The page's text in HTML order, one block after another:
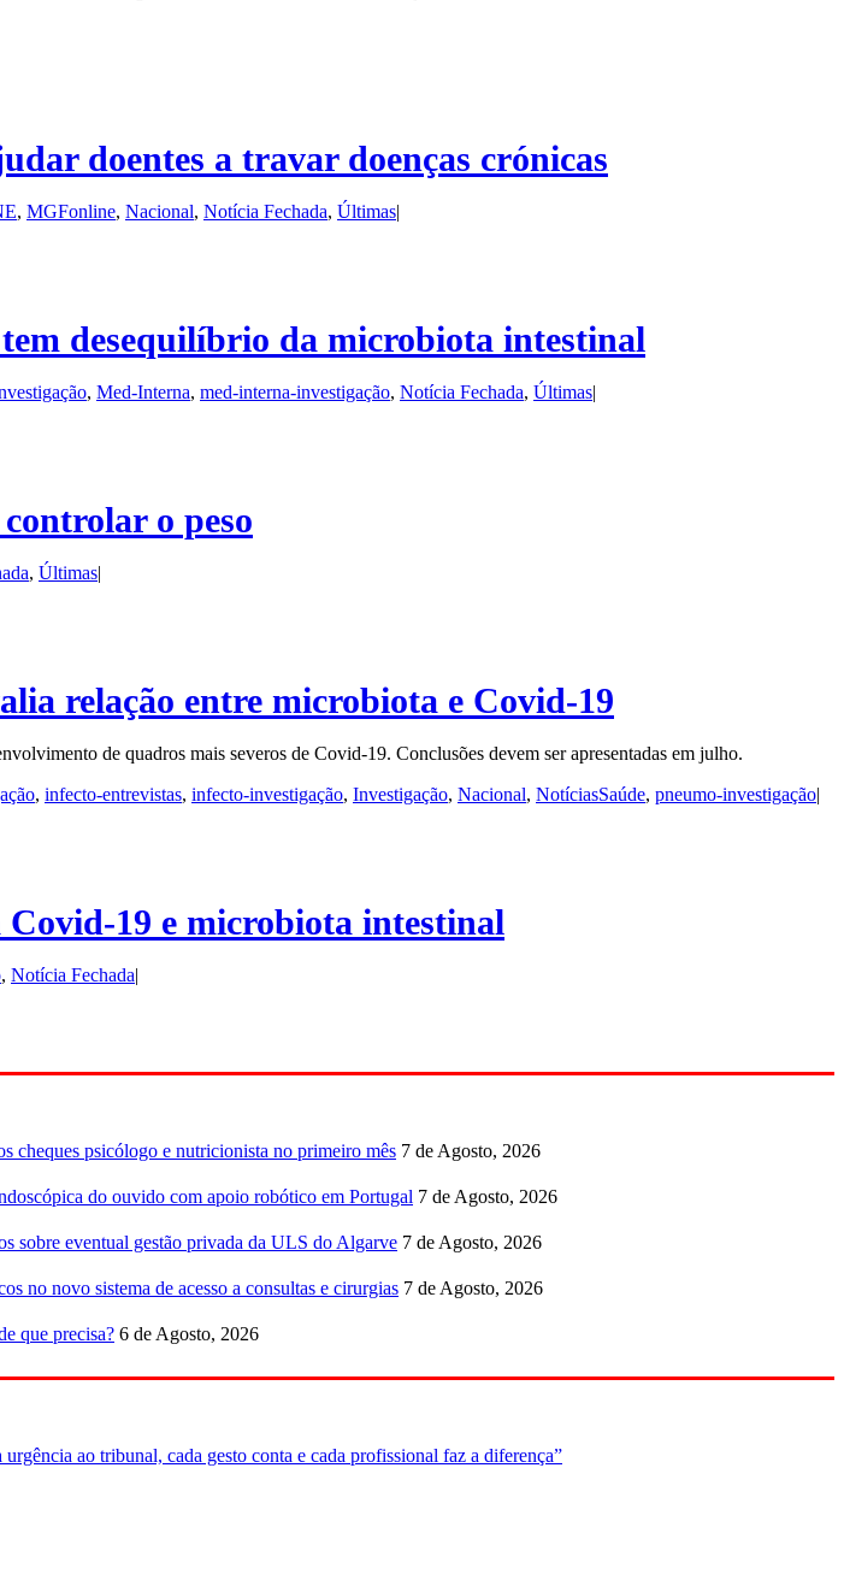
doentes a travar doenças crónicas
, MGFonline, Nacional, Notícia Fechada, Últimas|
desequilíbrio da microbiota intestinal
, Med-Interna, med-interna-investigação, Notícia Fechada, Últimas|
o peso
, Últimas|
relação entre microbiota e Covid-19
de quadros mais severos de Covid-19. Conclusões devem ser apresentadas em julho.
, infecto-entrevistas, infecto-investigação, Investigação, Nacional, NotíciasSaúde, pneumo-investigação|
Covid-19 e microbiota intestinal
, Notícia Fechada|
cheques psicólogo e nutricionista no primeiro mês 7 de Agosto, 2026
do ouvido com apoio robótico em Portugal 7 de Agosto, 2026
sobre eventual gestão privada da ULS do Algarve 7 de Agosto, 2026
no novo sistema de acesso a consultas e cirurgias 7 de Agosto, 2026
que precisa? 6 de Agosto, 2026
ao tribunal, cada gesto conta e cada profissional faz a diferença”